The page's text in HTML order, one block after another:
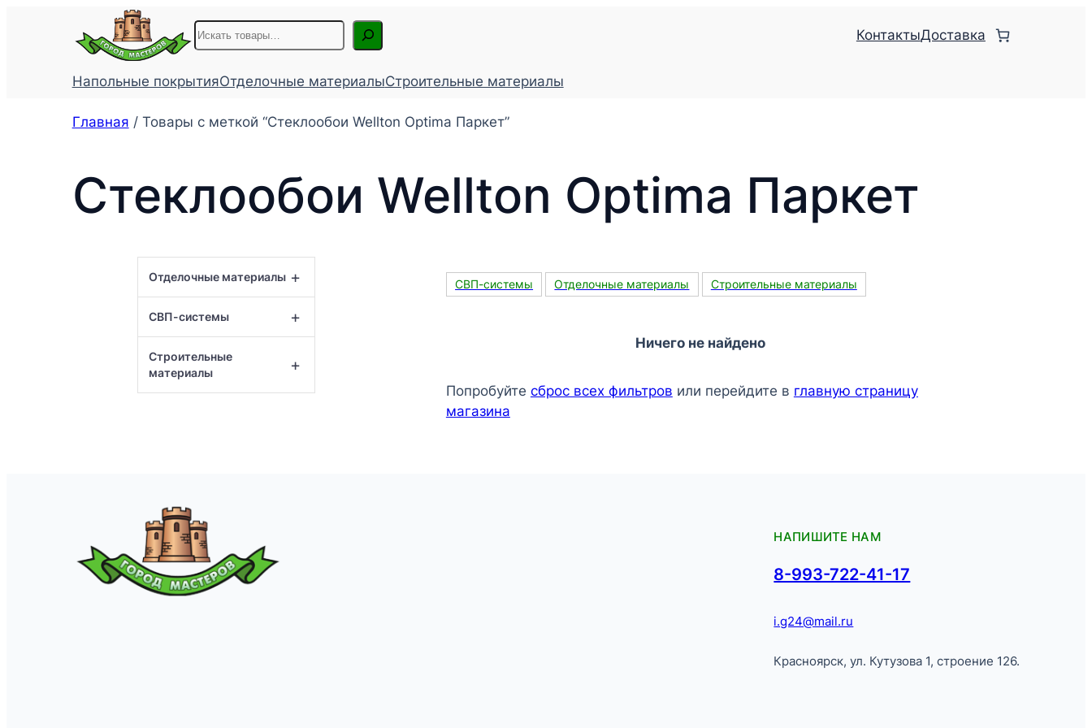
содержимому
Поиск
КонтактыДоставка
Напольные покрытияОтделочные материалыСтроительные материалы
Главная / Товары с меткой “Стеклообои Wellton Optima Паркет”
Стеклообои Wellton Optima Паркет
+
Отделочные материалы
+
СВП-системы
+
Строительные
материалы
СВП-системы Отделочные материалы Строительные материалы
Ничего не найдено
Попробуйте сброс всех фильтров или перейдите в главную страницу
магазина
НАПИШИТЕ НАМ
8-993-722-41-17
i.g24@mail.ru
Красноярск, ул. Кутузова 1, строение 126.